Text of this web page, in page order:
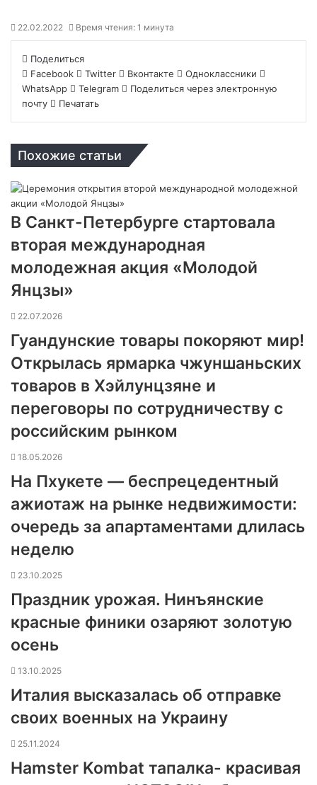
22.02.2022 Время чтения: 1 минута
Поделиться
Facebook
Twitter Вконтакте
Одноклассники
WhatsApp
Telegram
Поделиться через электронную
почту
Печатать
Похожие статьи
В Санкт-Петербурге стартовала
вторая международная
молодежная акция «Молодой
Янцзы»
22.07.2026
Гуандунские товары покоряют мир!
Открылась ярмарка чжуншаньских
товаров в Хэйлунцзяне и
переговоры по сотрудничеству с
российским рынком
18.05.2026
На Пхукете — беспрецедентный
ажиотаж на рынке недвижимости:
очередь за апартаментами длилась
неделю
23.10.2025
Праздник урожая. Нинъянские
красные финики озаряют золотую
осень
13.10.2025
Италия высказалась об отправке
своих военных на Украину
25.11.2024
Hamster Kombat тапалка- красивая